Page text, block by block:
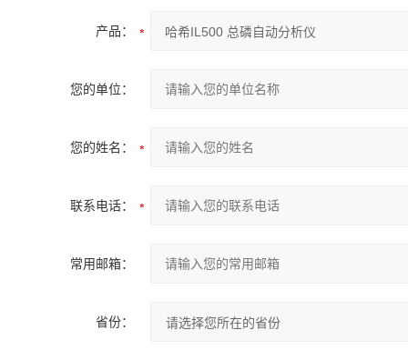
产品：
您的单位：
您的姓名：
联系电话：
常用邮箱：
省份：